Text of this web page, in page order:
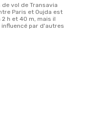
Paris et Oujda est
2 h et 40 m, mais il
influencé par d'autres